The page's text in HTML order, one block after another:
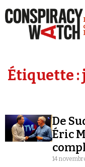
Étiquette :
De
Éric
14